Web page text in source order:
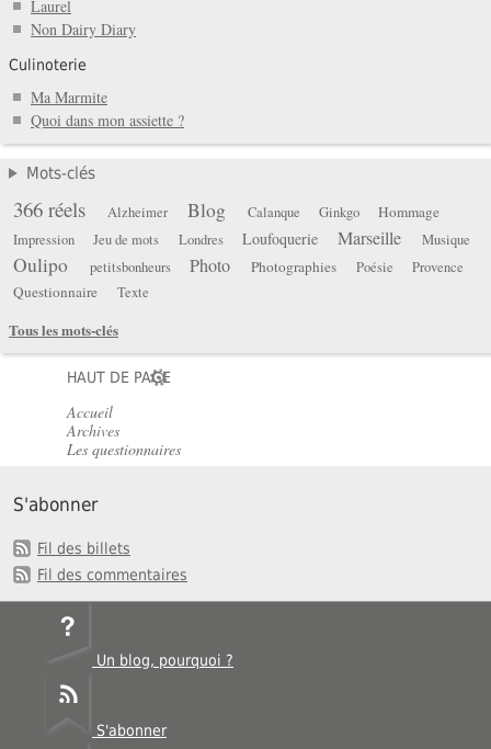
Laurel
Non Dairy Diary
Culinoterie
Ma Marmite
Quoi dans mon assiette ?
Mots-clés
366 réels Alzheimer Blog Calanque Ginkgo Hommage
Impression Jeu de mots Londres Loufoquerie Marseille Musique
Oulipo petitsbonheurs Photo Photographies Poésie Provence
Questionnaire Texte
Tous les mots-clés
HAUT DE PAGE
Accueil
Archives
Les questionnaires
S'abonner
Fil des billets
Fil des commentaires
Un blog, pourquoi ?
S'abonner